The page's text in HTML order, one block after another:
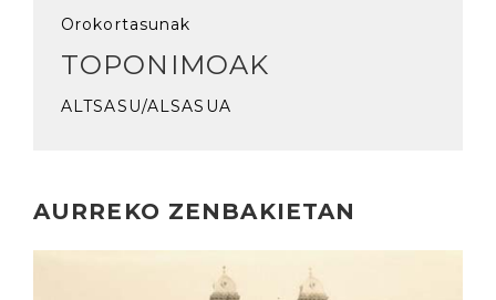
Orokortasunak
TOPONIMOAK
ALTSASU/ALSASUA
AURREKO ZENBAKIETAN